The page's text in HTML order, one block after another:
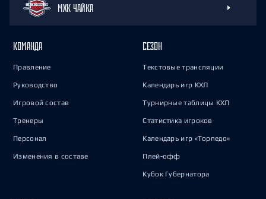
МХК ЧАЙКА
КОМАНДА
Правление
Руководство
Игровой состав
Тренеры
Персонал
Изменения в составе
СЕЗОН
Текстовые трансляции
Календарь игр КХЛ
Турнирные таблицы КХЛ
Статистика игроков
Календарь игр «Торпедо»
Плей-офф
Кубок Губернатора